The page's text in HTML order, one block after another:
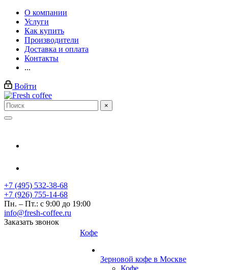
О компании
Услуги
Как купить
Производители
Доставка и оплата
Контакты
...
Войти
×
+7 (495) 532-38-68
+7 (926) 755-14-68
Пн. – Пт.: с 9:00 до 19:00
info@fresh-coffee.ru
Заказать звонок
Кофе
Зерновой кофе в Москве
Кофе